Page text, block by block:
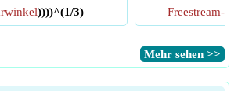
))))^(1/3)
Freestream-
​Mehr sehen >>